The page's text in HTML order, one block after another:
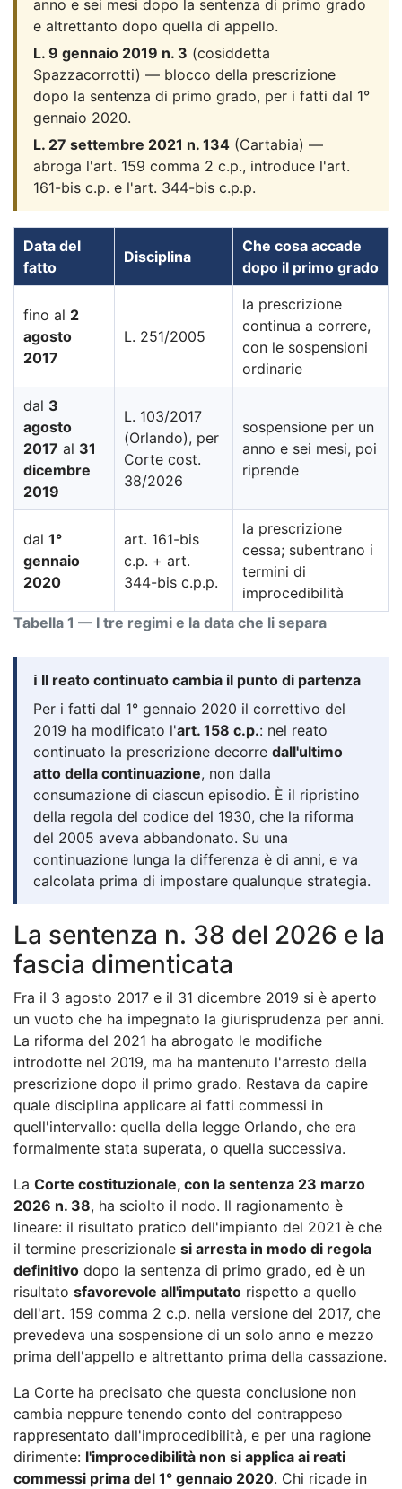
anno e sei mesi dopo la sentenza di primo grado
e altrettanto dopo quella di appello.
L. 9 gennaio 2019 n. 3 (cosiddetta
Spazzacorrotti) — blocco della prescrizione
dopo la sentenza di primo grado, per i fatti dal 1°
gennaio 2020.
L. 27 settembre 2021 n. 134 (Cartabia) —
abroga l'art. 159 comma 2 c.p., introduce l'art.
161-bis c.p. e l'art. 344-bis c.p.p.
Tabella 1 — I tre regimi e la data che li separa
Data del
fatto
Disciplina
Che cosa accade
dopo il primo grado
fino al 2
agosto
2017
L. 251/2005
la prescrizione
continua a correre,
con le sospensioni
ordinarie
dal 3
agosto
2017 al 31
dicembre
2019
L. 103/2017
(Orlando), per
Corte cost.
38/2026
sospensione per un
anno e sei mesi, poi
riprende
dal 1°
gennaio
2020
art. 161-bis
c.p. + art.
344-bis c.p.p.
la prescrizione
cessa; subentrano i
termini di
improcedibilità
ℹ️ Il reato continuato cambia il punto di partenza
Per i fatti dal 1° gennaio 2020 il correttivo del
2019 ha modificato l'art. 158 c.p.: nel reato
continuato la prescrizione decorre dall'ultimo
atto della continuazione, non dalla
consumazione di ciascun episodio. È il ripristino
della regola del codice del 1930, che la riforma
del 2005 aveva abbandonato. Su una
continuazione lunga la differenza è di anni, e va
calcolata prima di impostare qualunque strategia.
La sentenza n. 38 del 2026 e la
fascia dimenticata
Fra il 3 agosto 2017 e il 31 dicembre 2019 si è aperto
un vuoto che ha impegnato la giurisprudenza per anni.
La riforma del 2021 ha abrogato le modifiche
introdotte nel 2019, ma ha mantenuto l'arresto della
prescrizione dopo il primo grado. Restava da capire
quale disciplina applicare ai fatti commessi in
quell'intervallo: quella della legge Orlando, che era
formalmente stata superata, o quella successiva.
La Corte costituzionale, con la sentenza 23 marzo
2026 n. 38, ha sciolto il nodo. Il ragionamento è
lineare: il risultato pratico dell'impianto del 2021 è che
il termine prescrizionale si arresta in modo di regola
definitivo dopo la sentenza di primo grado, ed è un
risultato sfavorevole all'imputato rispetto a quello
dell'art. 159 comma 2 c.p. nella versione del 2017, che
prevedeva una sospensione di un solo anno e mezzo
prima dell'appello e altrettanto prima della cassazione.
La Corte ha precisato che questa conclusione non
cambia neppure tenendo conto del contrappeso
rappresentato dall'improcedibilità, e per una ragione
dirimente: l'improcedibilità non si applica ai reati
commessi prima del 1° gennaio 2020. Chi ricade in